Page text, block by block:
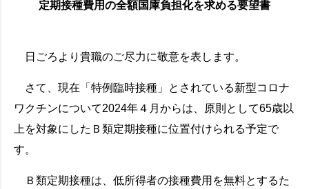
定期接種費用の全額国庫負担化を求める要望書
日ごろより貴職のご尽力に敬意を表します。
さて、現在「特例臨時接種」とされている新型コロナ
ワクチンについて2024年４月からは、原則として65歳以
上を対象にしたＢ類定期接種に位置付けられる予定で
す。
Ｂ類定期接種は、低所得者の接種費用を無料とするた